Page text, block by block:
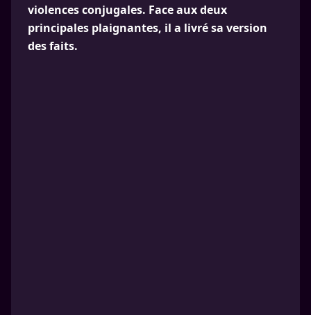
violences conjugales. Face aux deux
principales plaignantes, il a livré sa version
des faits.